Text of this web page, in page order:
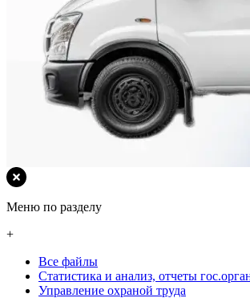
Меню по разделу
+
Все файлы
Статистика и анализ, отчеты
Управление охраной труда